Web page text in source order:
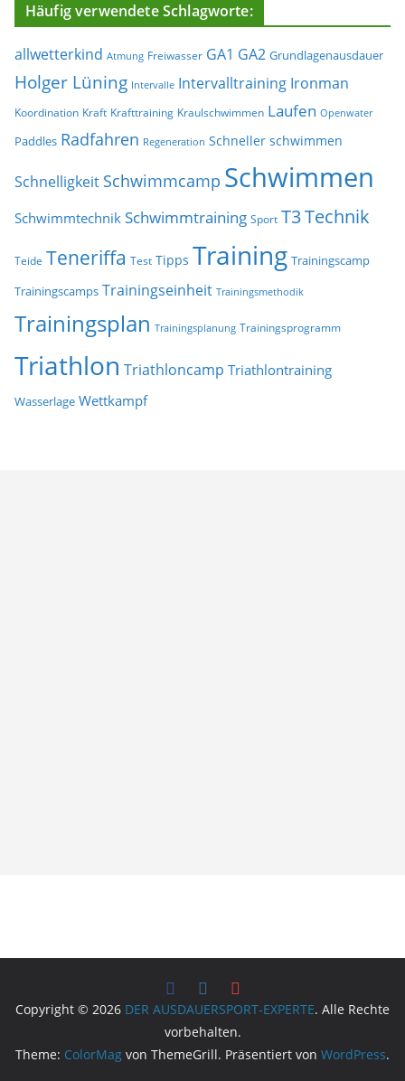
Häufig verwendete Schlagworte:
allwetterkind Atmung Freiwasser GA1 GA2 Grundlagenausdauer
Holger Lüning Intervalle Intervalltraining Ironman
Koordination Kraft Krafttraining Kraulschwimmen Laufen Openwater
Paddles Radfahren Regeneration Schneller schwimmen
Schnelligkeit Schwimmcamp Schwimmen
Schwimmtechnik Schwimmtraining Sport T3Technik
Teide Teneriffa Test Tipps Training Trainingscamp
Trainingscamps Trainingseinheit Trainingsmethodik
Trainingsplan Trainingsplanung Trainingsprogramm
Triathlon Triathloncamp Triathlontraining
Wasserlage Wettkampf
Copyright © 2026 DER AUSDAUERSPORT-EXPERTE. Alle Rechte
vorbehalten.
Theme: ColorMag von ThemeGrill. Präsentiert von WordPress.